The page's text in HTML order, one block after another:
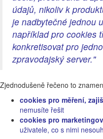
údajů, nikoliv k
je nadbytečné jednou
například pro cookies
konkretisovat pro
zpravodajský server."
Zjednodušeně řečeno to
cookies pro měření,
nemusíte řešit
cookies pro
uživatele, co s nimi